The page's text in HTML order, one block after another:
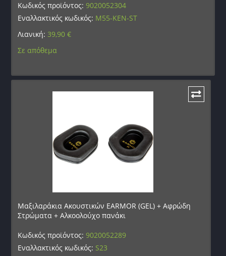
Κωδικός προϊόντος:9020052304
Εναλλακτικός κωδικός: M55-KEN-ST
Λιανική: 39,90€
Σε απόθεμα
Μαξιλαράκια Ακουστικών EARMOR (GEL) + Αφρώδη
Στρώματα + Αλκοολούχο πανάκι
Κωδικός προϊόντος:9020052289
Εναλλακτικός κωδικός: S23